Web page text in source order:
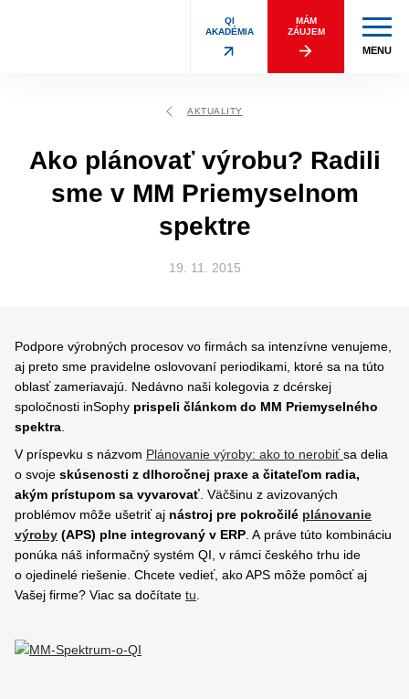
QI
AKADÉMIA
MÁM
ZÁUJEM
MENU
AKTUALITY
Ako plánovať výrobu? Radili
sme v MM Priemyselnom
spektre
19. 11. 2015
Podpore výrobných procesov vo firmách sa intenzívne venujeme,
aj preto sme pravidelne oslovovaní periodikami, ktoré sa na túto
oblasť zameriavajú. Nedávno naši kolegovia z dcérskej
spoločnosti inSophy prispeli článkom do MM Priemyselného
spektra
V príspevku s názvom Plánovanie výroby: ako to nerobiťsa delia
o svoje skúsenosti z dlhoročnej praxe a čitateľom radia,
akým prístupom sa vyvarovať . Väčšinu z avizovaných
problémov môže ušetriť aj nástroj pre pokročilé plánovanie
výroby (APS) plne integrovaný v ERP . A práve túto kombináciu
ponúka náš informačný systém QI, v rámci českého trhu ide
o ojedinelé riešenie. Chcete vedieť, ako APS môže pomôcť aj
Vašej firme? Viac sa dočítate tu